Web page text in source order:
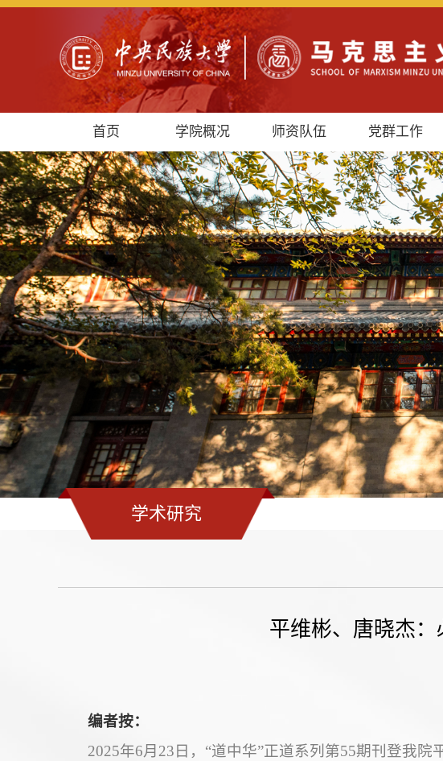
首页 学院概况 师资队伍 党群工作
学术研究
平维彬、唐晓杰
编者按：
2025年6月23日，“道中华”正道系列第55期刊登我